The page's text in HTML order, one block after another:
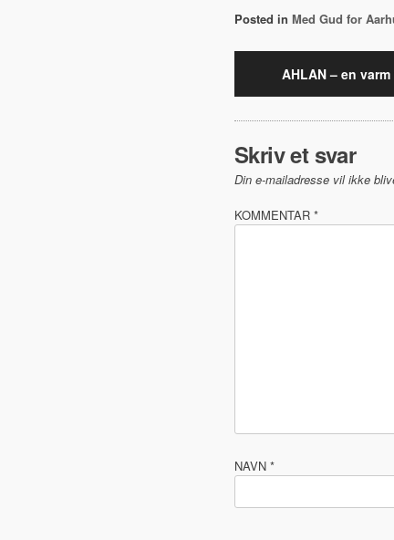
Posted in Med Gud for
AHLAN – en
Skriv et svar
Din e-mailadresse vil ikke
KOMMENTAR *
NAVN *